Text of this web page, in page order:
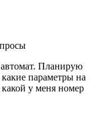
автомат. Планирую
параметры на
у меня номер